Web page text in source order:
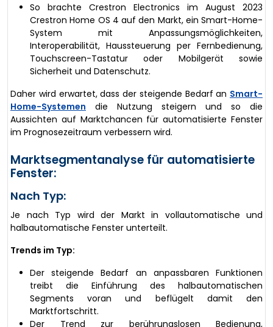
So brachte Crestron Electronics im August 2023
Crestron Home OS 4 auf den Markt, ein Smart-Home-
System mit Anpassungsmöglichkeiten,
Interoperabilität, Haussteuerung per Fernbedienung,
Touchscreen-Tastatur oder Mobilgerät sowie
Sicherheit und Datenschutz.
Daher wird erwartet, dass der steigende Bedarf an Smart-
Home-Systemen die Nutzung steigern und so die
Aussichten auf Marktchancen für automatisierte Fenster
im Prognosezeitraum verbessern wird.
Marktsegmentanalyse für automatisierte
Fenster:
Nach Typ:
Je nach Typ wird der Markt in vollautomatische und
halbautomatische Fenster unterteilt.
Trends im Typ:
Der steigende Bedarf an anpassbaren Funktionen
treibt die Einführung des halbautomatischen
Segments voran und beflügelt damit den
Marktfortschritt.
Der Trend zur berührungslosen Bedienung,